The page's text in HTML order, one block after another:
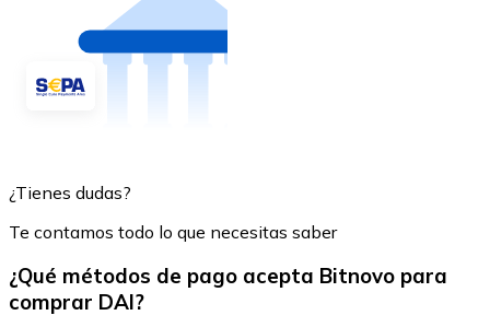
¿Tienes dudas?
Te contamos todo lo que necesitas saber
¿Qué métodos de pago acepta Bitnovo para
comprar DAI?